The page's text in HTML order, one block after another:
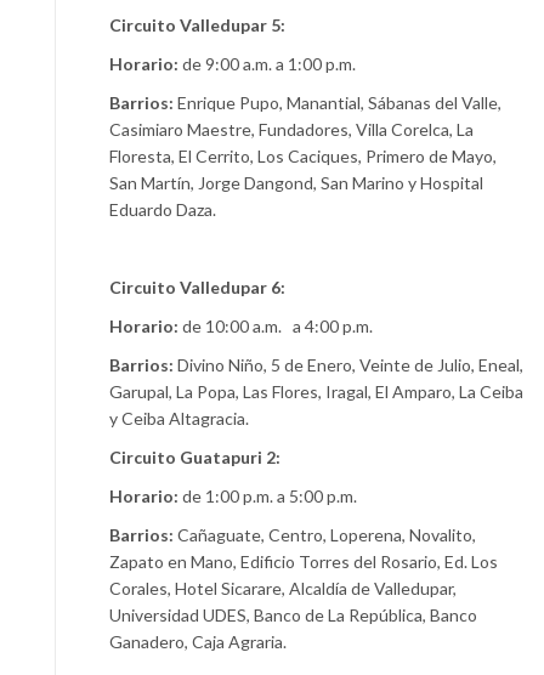
Circuito Valledupar 5:
Horario: de 9:00 a.m. a 1:00 p.m.
Barrios: Enrique Pupo, Manantial, Sábanas del Valle,
Casimiaro Maestre, Fundadores, Villa Corelca, La
Floresta, El Cerrito, Los Caciques, Primero de Mayo,
San Martín, Jorge Dangond, San Marino y Hospital
Eduardo Daza.
Circuito Valledupar 6:
Horario: de 10:00 a.m. a 4:00 p.m.
Barrios: Divino Niño, 5 de Enero, Veinte de Julio, Eneal,
Garupal, La Popa, Las Flores, Iragal, El Amparo, La Ceiba
y Ceiba Altagracia.
Circuito Guatapuri 2:
Horario: de 1:00 p.m. a 5:00 p.m.
Barrios: Cañaguate, Centro, Loperena, Novalito,
Zapato en Mano, Edificio Torres del Rosario, Ed. Los
Corales, Hotel Sicarare, Alcaldía de Valledupar,
Universidad UDES, Banco de La República, Banco
Ganadero, Caja Agraria.